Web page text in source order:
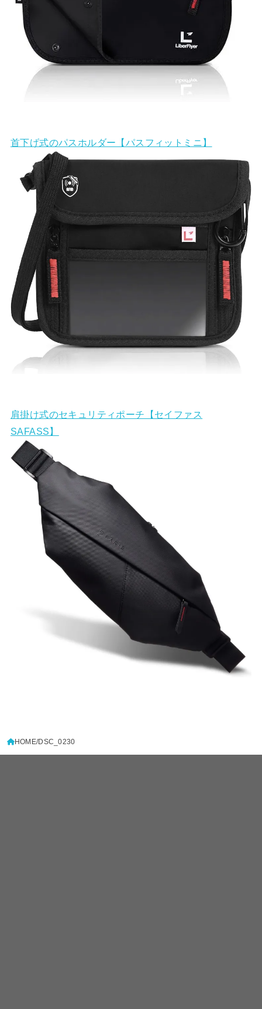
首下げ式のパスホルダー【パスフィットミニ】
肩掛け式のセキュリティポーチ【セイファス
SAFASS】
HOME DSC_0230